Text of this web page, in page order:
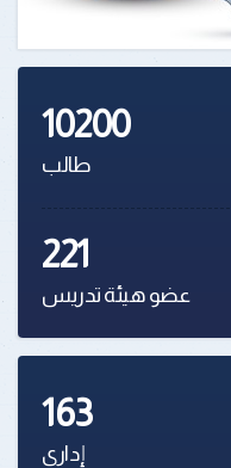
10200
طالب
221
عضو هيئة تدريس
163
إدارى